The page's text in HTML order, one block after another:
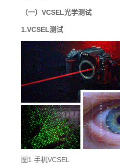
（一）VCSEL光学测试
1.VCSEL测试
图1 手机VCSEL